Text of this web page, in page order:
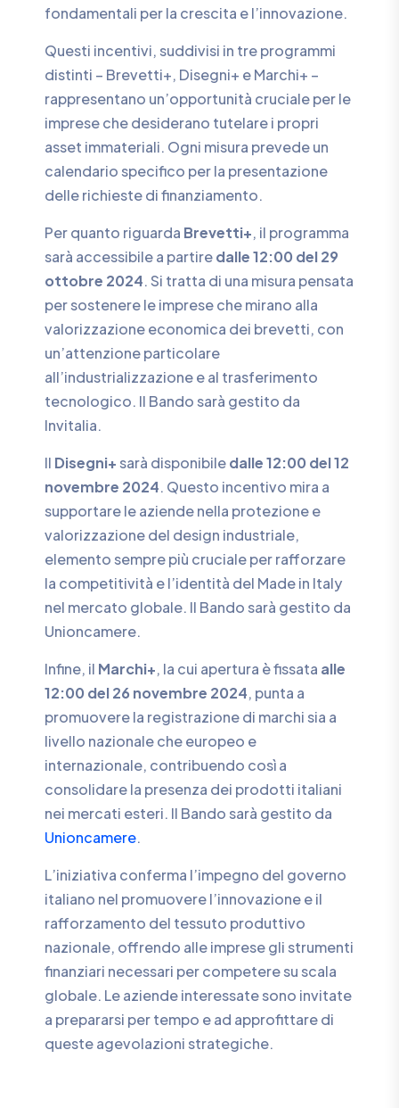
fondamentali per la crescita e l’innovazione.
Questi incentivi, suddivisi in tre programmi
distinti – Brevetti+, Disegni+ e Marchi+ –
rappresentano un’opportunità cruciale per le
imprese che desiderano tutelare i propri
asset immateriali. Ogni misura prevede un
calendario specifico per la presentazione
delle richieste di finanziamento.
Per quanto riguarda Brevetti+, il programma
sarà accessibile a partiredalle 12:00 del 29
ottobre 2024. Si tratta di una misura pensata
per sostenere le imprese che mirano alla
valorizzazione economica dei brevetti, con
un’attenzione particolare
all’industrializzazione e al trasferimento
tecnologico. Il Bando sarà gestito da
Invitalia.
Il Disegni+sarà disponibiledalle 12:00 del 12
novembre 2024. Questo incentivo mira a
supportare le aziende nella protezione e
valorizzazione del design industriale,
elemento sempre più cruciale per rafforzare
la competitività e l’identità del Made in Italy
nel mercato globale. Il Bando sarà gestito da
Unioncamere.
Infine, il Marchi+, la cui apertura è fissata alle
12:00 del 26 novembre 2024, punta a
promuovere la registrazione di marchi sia a
livello nazionale che europeo e
internazionale, contribuendo così a
consolidare la presenza dei prodotti italiani
nei mercati esteri. Il Bando sarà gestito da
Unioncamere.
L’iniziativa conferma l’impegno del governo
italiano nel promuovere l’innovazione e il
rafforzamento del tessuto produttivo
nazionale, offrendo alle imprese gli strumenti
finanziari necessari per competere su scala
globale. Le aziende interessate sono invitate
a prepararsi per tempo e ad approfittare di
queste agevolazioni strategiche.